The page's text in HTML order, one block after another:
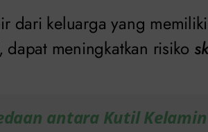
dari keluarga yang
dapat meningkatkan risiko
antara Kutil